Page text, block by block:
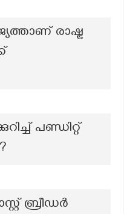
രാഷ്ട്ര
പണ്ഡിറ്റ്
ബ്രീഡർ